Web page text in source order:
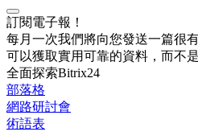
訂閱電子報！
每月一次我們將向您發送一篇很
可以獲取實用可靠的資料，而不是
全面探索Bitrix24
部落格
網路研討會
術語表